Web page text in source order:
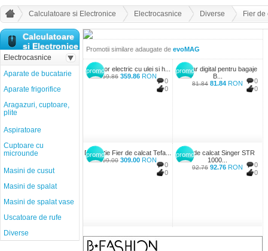
Calculatoare si Electronice Electrocasnice Diverse Fier
Promotii similare adaugate de evoMAG
promo
0
0
Radiator electric cu ulei si h...
359.86 359.86 RON
promo
0
0
Cantar digital pentru bagaje
B...
81.84 81.84 RON
promo
0
0
Promotie Fier de calcat Tefa...
309.00 309.00 RON
promo
0
0
Fier de calcat Singer STR
1000...
92.76 92.76 RON
Calculatoare
si Electronice
Electrocasnice
Aparate de bucatarie
Aparate frigorifice
Aragazuri, cuptoare,
plite
Aspiratoare
Cuptoare cu
microunde
Masini de cusut
Masini de spalat
Masini de spalat vase
Uscatoare de rufe
Diverse